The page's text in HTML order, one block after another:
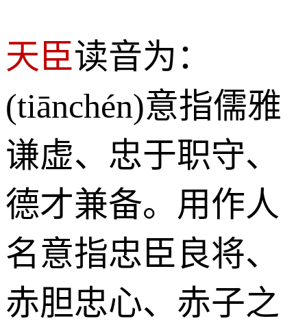
天臣读音为：
(tiānchén)意指儒雅
谦虚、忠于职守、
德才兼备。用作人
名意指忠臣良将、
赤胆忠心、赤子之